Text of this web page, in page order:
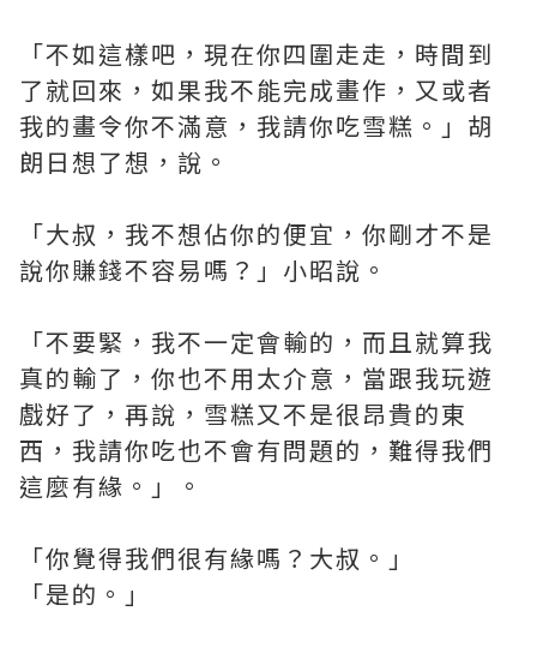
「不如這樣吧，現在你四圍走走，時間到
了就回來，如果我不能完成畫作，又或者
我的畫令你不滿意，我請你吃雪糕。」胡
朗日想了想，說。
「大叔，我不想佔你的便宜，你剛才不是
說你賺錢不容易嗎？」小昭說。
「不要緊，我不一定會輸的，而且就算我
真的輸了，你也不用太介意，當跟我玩遊
戲好了，再說，雪糕又不是很昂貴的東
西，我請你吃也不會有問題的，難得我們
這麼有緣。」。
「你覺得我們很有緣嗎？大叔。」
「是的。」